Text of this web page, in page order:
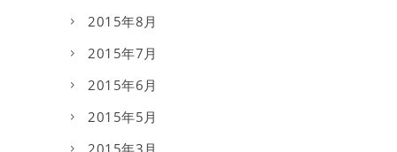
2015年8月
2015年7月
2015年6月
2015年5月